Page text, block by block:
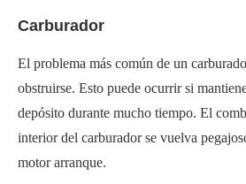
Carburador
El problema más común de un
obstruirse. Esto puede ocurrir si
depósito durante mucho tiempo. El
interior del carburador se vuelva
motor arranque.